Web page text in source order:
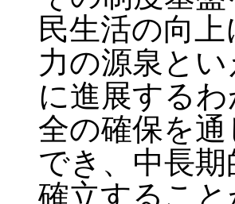
民生活の向
力の源泉と
に進展する
全の確保を
でき、中長
確立するこ